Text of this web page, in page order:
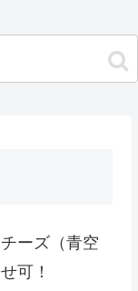
ーズ（青空
可！